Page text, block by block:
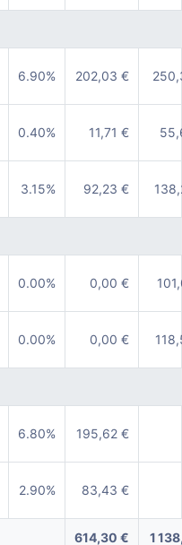
6.90% 202,03 €
0.40% 11,71 €
3.15% 92,23 €
0.00% 0,00 €
0.00% 0,00 €
6.80% 195,62 €
2.90% 83,43 €
614,30 € 1